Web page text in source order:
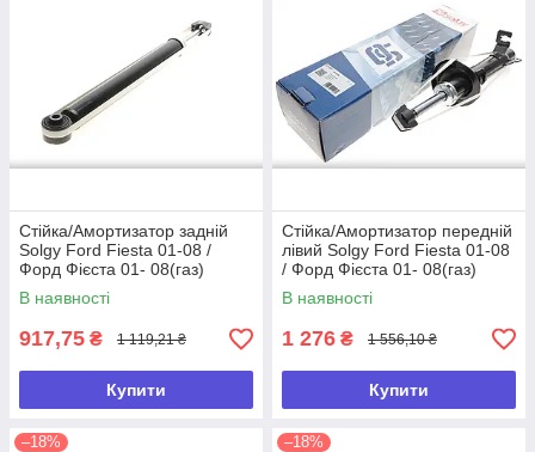
Стійка/Амортизатор задній
Solgy Ford Fiesta 01-08 /
Форд Фієста 01- 08(газ)
В наявності
917,75 ₴ 1 119,21 ₴
Купити
Стійка/Амортизатор передній
лівий Solgy Ford Fiesta 01-08
/ Форд Фієста 01- 08(газ)
В наявності
1 276 ₴ 1 556,10 ₴
Купити
–18% –18%